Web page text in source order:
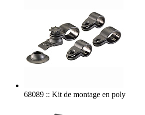
68089 :: Kit de montage en poly